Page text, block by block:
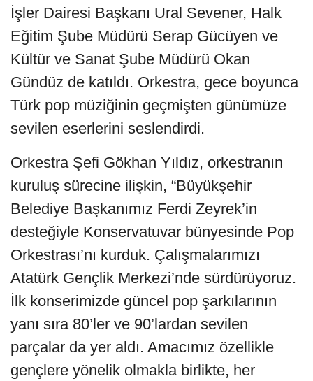
İşler Dairesi Başkanı Ural Sevener, Halk
Eğitim Şube Müdürü Serap Gücüyen ve
Kültür ve Sanat Şube Müdürü Okan
Gündüz de katıldı. Orkestra, gece boyunca
Türk pop müziğinin geçmişten günümüze
sevilen eserlerini seslendirdi.
Orkestra Şefi Gökhan Yıldız, orkestranın
kuruluş sürecine ilişkin, “Büyükşehir
Belediye Başkanımız Ferdi Zeyrek’in
desteğiyle Konservatuvar bünyesinde Pop
Orkestrası’nı kurduk. Çalışmalarımızı
Atatürk Gençlik Merkezi’nde sürdürüyoruz.
İlk konserimizde güncel pop şarkılarının
yanı sıra 80’ler ve 90’lardan sevilen
parçalar da yer aldı. Amacımız özellikle
gençlere yönelik olmakla birlikte, her